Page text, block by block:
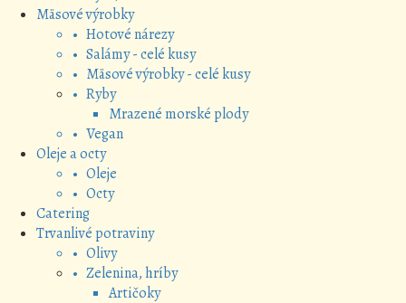
Mäsové výrobky
• Hotové nárezy
• Salámy - celé kusy
• Mäsové výrobky - celé kusy
• Ryby
Mrazené morské plody
• Vegan
Oleje a octy
• Oleje
• Octy
Catering
Trvanlivé potraviny
• Olivy
• Zelenina, hríby
Artičoky